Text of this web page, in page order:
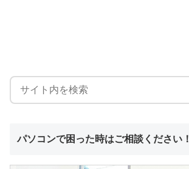
パソコンで困った時はご相談ください！